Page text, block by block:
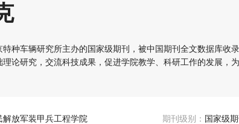
特种车辆研究所主办的国家级期刊，被中国期刊全文数据库收
论研究，交流科技成果，促进学院教学、科研工作的发展，
解放军装甲兵工程学院
期刊级别： 国家级期